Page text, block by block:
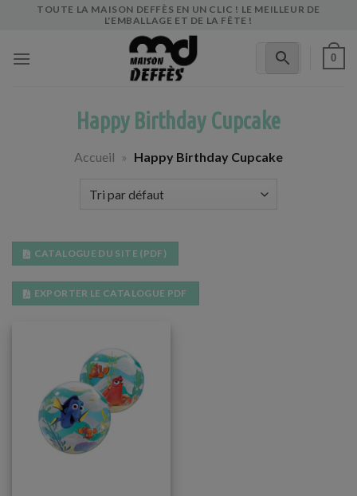
TOUTE LA MAISON DEFFÈS EN UN CLIC ! LE MEILLEUR DE
L'EMBALLAGE ET DE LA FÊTE !
0
Happy Birthday Cupcake
Accueil » Happy Birthday Cupcake
CATALOGUE DU SITE (PDF)
EXPORTER LE CATALOGUE PDF